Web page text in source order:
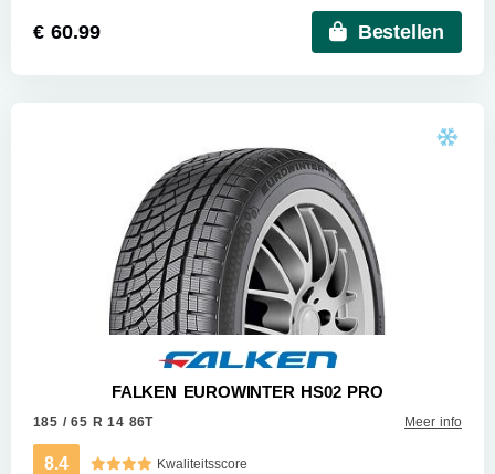
€ 60.99 Bestellen
FALKEN EUROWINTER HS02 PRO
185 / 65 R 14 86T Meer info
8.4 Kwaliteitsscore